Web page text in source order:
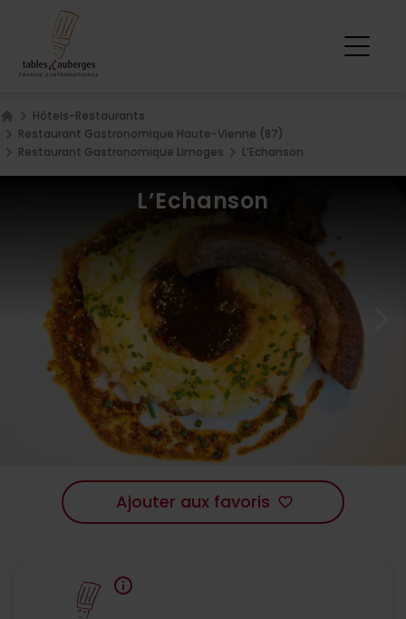
Home
Hôtels-Restaurants
Restaurant Gastronomique Haute-Vienne (87)
Restaurant Gastronomique Limoges
L’Echanson
L’Echanson
Ajouter aux favoris favorite_border
info